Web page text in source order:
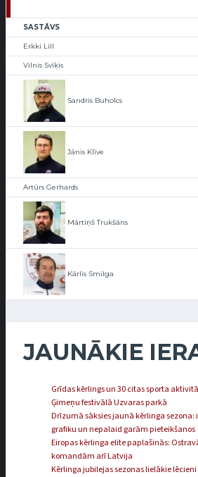
SASTĀVS
Erkki Lill
Vilnis Svīķis
Sandris Buholcs
Jānis Klīve
Artūrs Gerhards
Mārtiņš Trukšāns
Kārlis Smilga
JAUNĀKIE
Grīdas kērlings un 30 citas sporta
Ģimeņu festivālā Uzvaras parkā
Drīzumā sāksies jaunā kērlinga
grafiku un nepalaid garām pieteikšanos
Eiropas kērlinga elite paplašinās:
komandām arī Latvija
Kērlinga jubilejas sezonas lielākie